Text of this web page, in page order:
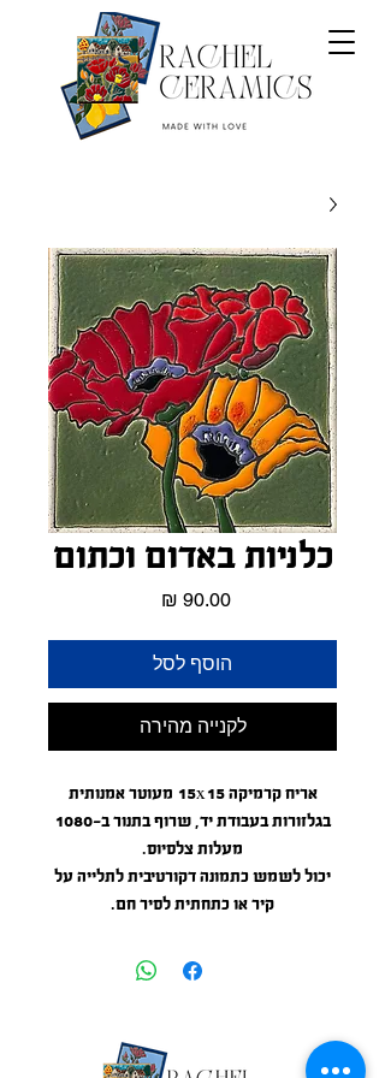
כלניות באדום וכתום
‏90.00 ‏₪
הוסף לסל
לקנייה מהירה
אריח קרמיקה 15x15 מעוטר אמנותית
בגלזורות בעבודת יד, שרוף בתנור ב-1080
מעלות צלסיוס.
יכול לשמש כתמונה דקורטיבית לתלייה על
קיר או כתחתית לסיר חם.
6"*6" artistic hand glazed ceramic tile'
Weather proof, can be used outdoors.